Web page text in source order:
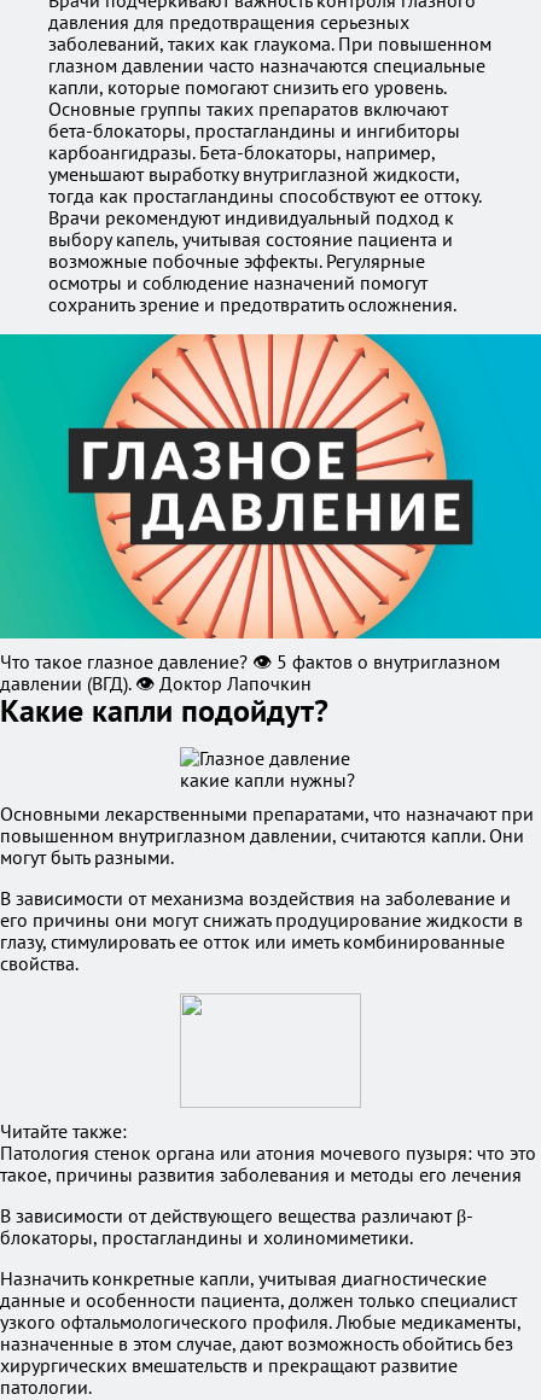
давления для предотвращения серьезных
заболеваний, таких как глаукома. При повышенном
глазном давлении часто назначаются специальные
капли, которые помогают снизить его уровень.
Основные группы таких препаратов включают
бета-блокаторы, простагландины и ингибиторы
карбоангидразы. Бета-блокаторы, например,
уменьшают выработку внутриглазной жидкости,
тогда как простагландины способствуют ее оттоку.
Врачи рекомендуют индивидуальный подход к
выбору капель, учитывая состояние пациента и
возможные побочные эффекты. Регулярные
осмотры и соблюдение назначений помогут
сохранить зрение и предотвратить осложнения.
Что такое глазное давление? 👁️ 5 фактов о внутриглазном
давлении (ВГД). 👁️ Доктор Лапочкин
Какие капли подойдут?
Основными лекарственными препаратами, что назначают при
повышенном внутриглазном давлении, считаются капли. Они
могут быть разными.
В зависимости от механизма воздействия на заболевание и
его причины они могут снижать продуцирование жидкости в
глазу, стимулировать ее отток или иметь комбинированные
свойства.
Читайте также:
Патология стенок органа или атония мочевого пузыря: что это
такое, причины развития заболевания и методы его лечения
В зависимости от действующего вещества различают β-
блокаторы, простагландины и холиномиметики.
Назначить конкретные капли, учитывая диагностические
данные и особенности пациента, должен только специалист
узкого офтальмологического профиля. Любые медикаменты,
назначенные в этом случае, дают возможность обойтись без
хирургических вмешательств и прекращают развитие
патологии.